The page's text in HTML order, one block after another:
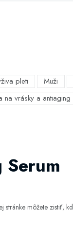
pleti Muži
na vrásky a antiaging
stránke môžete zistiť,